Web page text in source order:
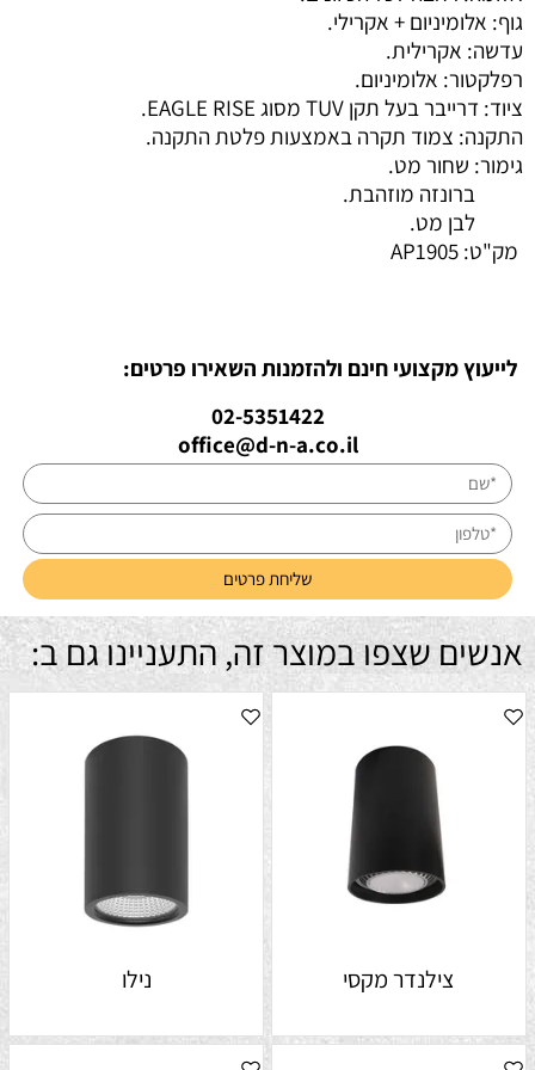
גוף: אלומיניום + אקרילי.
עדשה: אקרילית.
רפלקטור: אלומיניום.
ציוד: דרייבר בעל תקן TUV מסוג EAGLE RISE.
התקנה: צמוד תקרה באמצעות פלטת התקנה.
גימור: שחור מט.
ברונזה מוזהבת.
לבן מט.
מק"ט: AP1905
לייעוץ מקצועי חינם ולהזמנות השאירו פרטים:
02-5351422
office@d-n-a.co.il
אנשים שצפו במוצר זה, התעניינו גם ב:
צילנדר מקסי נילו